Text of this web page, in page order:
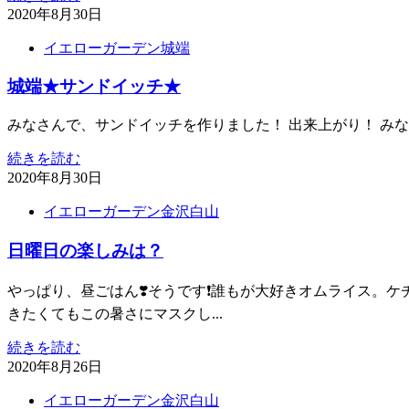
2020年8月30日
イエローガーデン城端
城端★サンドイッチ★
みなさんで、サンドイッチを作りました！ 出来上がり！ み
続きを読む
2020年8月30日
イエローガーデン金沢白山
日曜日の楽しみは？
やっぱり、昼ごはん❣️そうです❗️誰もが大好きオムライス。
きたくてもこの暑さにマスクし...
続きを読む
2020年8月26日
イエローガーデン金沢白山